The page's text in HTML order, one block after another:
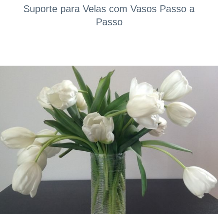
Suporte para Velas com Vasos Passo a
Passo